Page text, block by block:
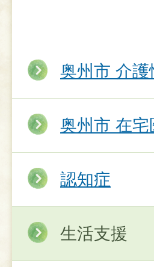
奥州市 介護
奥州市 在
認知症
生活支援